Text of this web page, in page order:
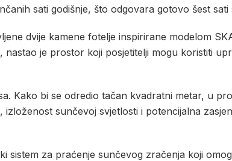
sati godišnje, što odgovara gotovo šest
dvije kamene fotelje inspirirane modelom
nastao je prostor koji posjetitelji mogu koristiti
Kako bi se odredio tačan kvadratni metar, u
sunčevoj svjetlosti i potencijalna
sistem za praćenje sunčevog zračenja koji